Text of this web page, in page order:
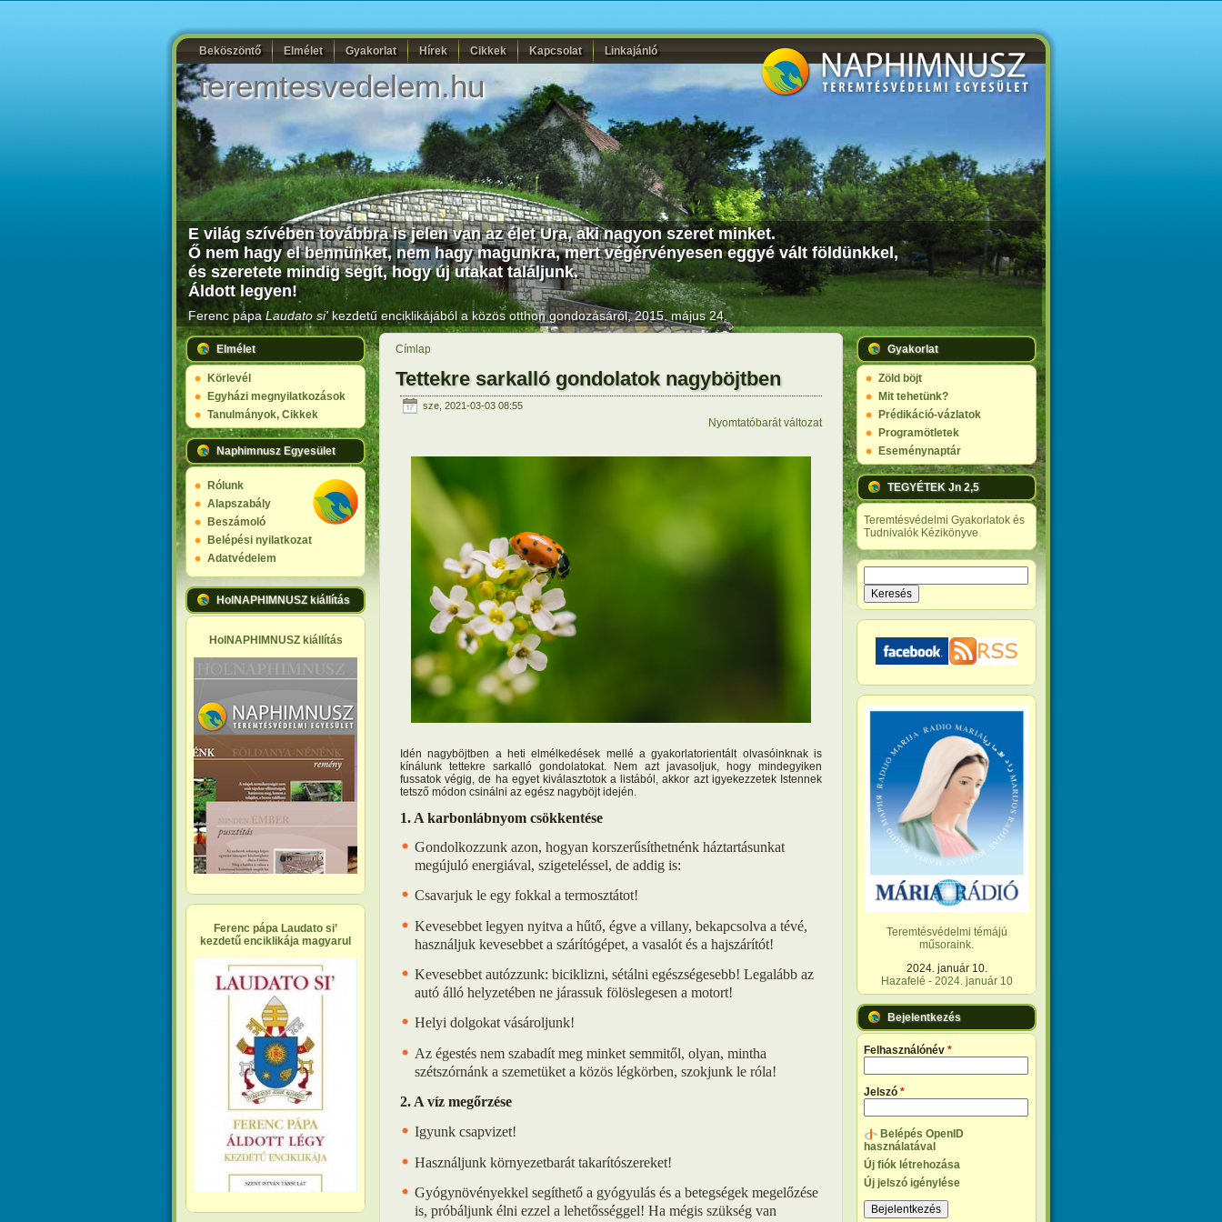
Beköszöntő Elmélet Gyakorlat Hírek Cikkek Kapcsolat Linkajánló
teremtesvedelem.hu
E világ szívében továbbra is jelen van az élet Ura, aki nagyon szeret minket.
Ő nem hagy el bennünket, nem hagy magunkra, mert végérvényesen eggyé vált földünkkel,
és szeretete mindig segít, hogy új utakat találjunk.
Áldott legyen!
Ferenc pápaLaudato si'kezdetű enciklikájából a közös otthon gondozásáról, 2015. május 24.
Elmélet
Körlevél
Egyházi megnyilatkozások
Tanulmányok, Cikkek
Naphimnusz Egyesület
Rólunk
Alapszabály
Beszámoló
Belépési nyilatkozat
Adatvédelem
HolNAPHIMNUSZ kiállítás
HolNAPHIMNUSZ kiállítás
Ferenc pápa Laudato si’
kezdetű enciklikája magyarul
Címlap
Tettekre sarkalló gondolatok nagyböjtben
sze, 2021-03-03 08:55
Nyomtatóbarát változat
Idén nagyböjtben a heti elmélkedések mellé a gyakorlatorientált olvasóinknak is
kínálunk tettekre sarkalló gondolatokat. Nem azt javasoljuk, hogy mindegyiken
fussatok végig, de ha egyet kiválasztotok a listából, akkor azt igyekezzetek Istennek
tetsző módon csinálni az egész nagyböjt idején.
1. A karbonlábnyom csökkentése
Gondolkozzunk azon, hogyan korszerűsíthetnénk háztartásunkat
megújuló energiával, szigeteléssel, de addig is:
Csavarjuk le egy fokkal a termosztátot!
Kevesebbet legyen nyitva a hűtő, égve a villany, bekapcsolva a tévé,
használjuk kevesebbet a szárítógépet, a vasalót és a hajszárítót!
Kevesebbet autózzunk: biciklizni, sétálni egészségesebb! Legalább az
autó álló helyzetében ne járassuk fölöslegesen a motort!
Helyi dolgokat vásároljunk!
Az égestés nem szabadít meg minket semmitől, olyan, mintha
szétszórnánk a szemetüket a közös légkörben, szokjunk le róla!
2. A víz megőrzése
Igyunk csapvizet!
Használjunk környezetbarát takarítószereket!
Gyógynövényekkel segíthető a gyógyulás és a betegségek megelőzése
is, próbáljunk élni ezzel a lehetősséggel! Ha mégis szükség van
Gyakorlat
Zöld böjt
Mit tehetünk?
Prédikáció-vázlatok
Programötletek
Eseménynaptár
TEGYÉTEK Jn 2,5
Teremtésvédelmi Gyakorlatok és
Tudnivalók Kézikönyve
Keresés űrlap
Teremtésvédelmi témájú
műsoraink.
2024. január 10.
Hazafelé - 2024. január 10
Bejelentkezés
Felhasználónév *
Jelszó *
Belépés OpenID
használatával
Új fiók létrehozása
Új jelszó igénylése